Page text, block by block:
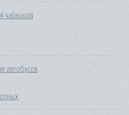
чайников
автобусов